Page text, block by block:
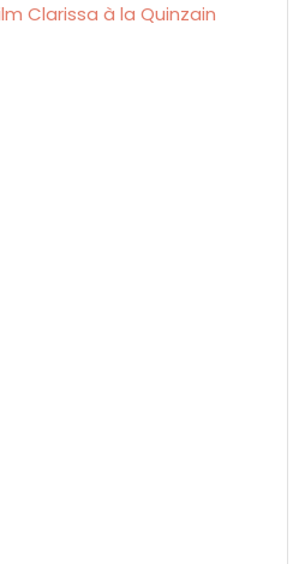
Clarissa à la Quinzain